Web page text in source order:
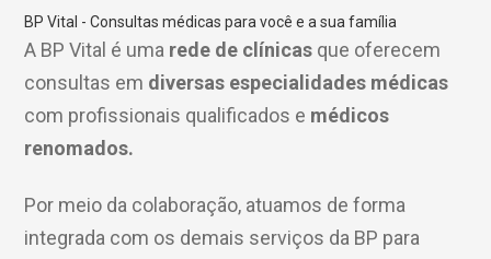
de consultas e exames
SAC
A BP conta com você para melhorar sempre a qualidade do
atendimento e dos serviços prestados.A Ouvidoria e SAC são
e Pesquisa
de Oncologia e Hematologia
BP Vital - Consultas médicas para você e a sua família
A BP Vital é uma rede de clínicas que oferecem
consultas em diversas especialidades médicas
com profissionais qualificados e médicos
renomados.
Por meio da colaboração, atuamos de forma
integrada com os demais serviços da BP para